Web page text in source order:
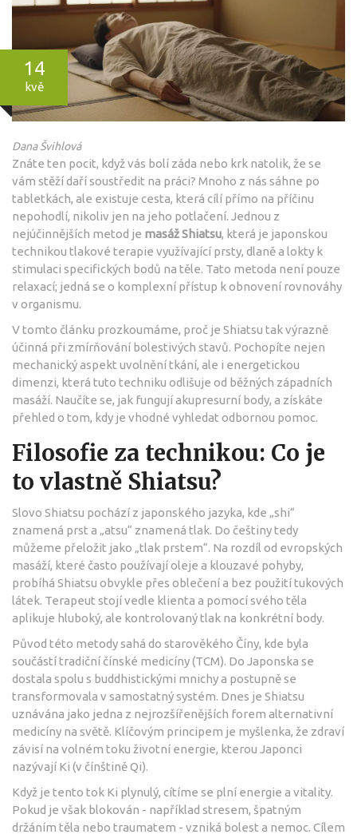
14
kvě
Dana Švihlová
Znáte ten pocit, když vás bolí záda nebo krk natolik, že se
vám stěží daří soustředit na práci? Mnoho z nás sáhne po
tabletkách, ale existuje cesta, která cílí přímo na příčinu
nepohodlí, nikoliv jen na jeho potlačení. Jednou z
nejúčinnějších metod je masáž Shiatsu, která je japonskou
technikou tlakové terapie využívající prsty, dlaně a lokty k
stimulaci specifických bodů na těle. Tato metoda není pouze
relaxací; jedná se o komplexní přístup k obnovení rovnováhy
v organismu.
V tomto článku prozkoumáme, proč je Shiatsu tak výrazně
účinná při zmírňování bolestivých stavů. Pochopíte nejen
mechanický aspekt uvolnění tkání, ale i energetickou
dimenzi, která tuto techniku odlišuje od běžných západních
masáží. Naučíte se, jak fungují akupresurní body, a získáte
přehled o tom, kdy je vhodné vyhledat odbornou pomoc.
Filosofie za technikou: Co je
to vlastně Shiatsu?
Slovo Shiatsu pochází z japonského jazyka, kde „shi“
znamená prst a „atsu“ znamená tlak. Do češtiny tedy
můžeme přeložit jako „tlak prstem“. Na rozdíl od evropských
masáží, které často používají oleje a klouzavé pohyby,
probíhá Shiatsu obvykle přes oblečení a bez použití tukových
látek. Terapeut stojí vedle klienta a pomocí svého těla
aplikuje hluboký, ale kontrolovaný tlak na konkrétní body.
Původ této metody sahá do starověkého Číny, kde byla
součástí tradiční čínské medicíny (TCM). Do Japonska se
dostala spolu s buddhistickými mnichy a postupně se
transformovala v samostatný systém. Dnes je Shiatsu
uznávána jako jedna z nejrozšířenějších forem alternativní
medicíny na světě. Klíčovým principem je myšlenka, že zdraví
závisí na volném toku životní energie, kterou Japonci
nazývají Ki (v čínštině Qi).
Když je tento tok Ki plynulý, cítíme se plní energie a vitality.
Pokud je však blokován - například stresem, špatným
držáním těla nebo traumatem - vzniká bolest a nemoc. Cílem